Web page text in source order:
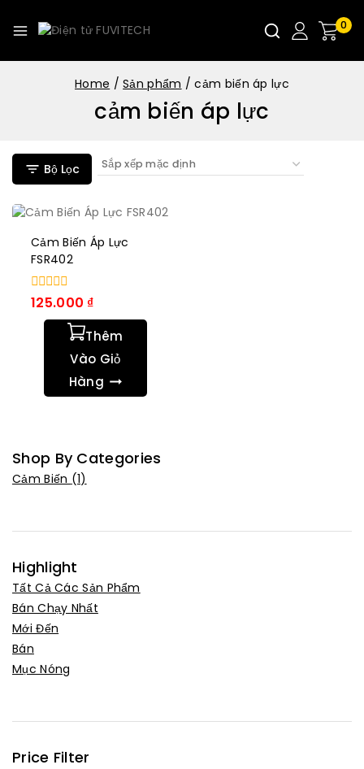
0
Home / Sản phẩm / cảm biến áp lực
cảm biến áp lực
Bộ Lọc
Cảm Biến Áp Lực
FSR402
0
trong
125.000 ₫
Thêm
Vào Giỏ
Hàng
Shop By Categories
Cảm Biến (1)
Highlight
Tất Cả Các Sản Phẩm
Bán Chạy Nhất
Mới Đến
Bán
Mục Nóng
Price Filter